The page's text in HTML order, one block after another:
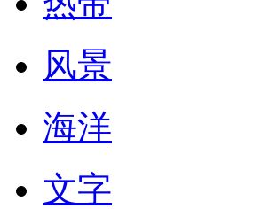
风景
海洋
文字